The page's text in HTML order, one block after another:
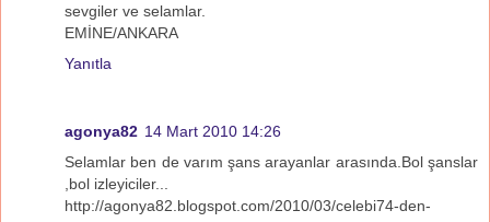
sevgiler ve selamlar.
EMİNE/ANKARA
Yanıtla
agonya82 14 Mart 2010 14:26
Selamlar ben de varım şans arayanlar arasında.Bol şanslar
,bol izleyiciler...
http://agonya82.blogspot.com/2010/03/celebi74-den-